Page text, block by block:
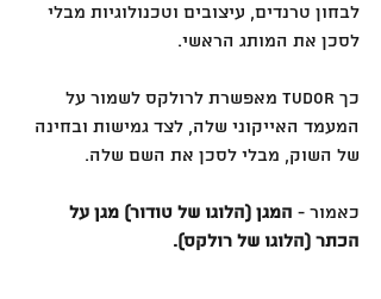
לבחון טרנדים, עיצובים וטכנולוגיות מבלי
לסכן את המותג הראשי.
כך Tudor מאפשרת לרולקס לשמור על
המעמד האייקוני שלה, לצד גמישות ובחינה
של השוק, מבלי לסכן את השם שלה.
כאמור - המגן (הלוגו של טודור) מגן על
הכתר (הלוגו של רולקס).